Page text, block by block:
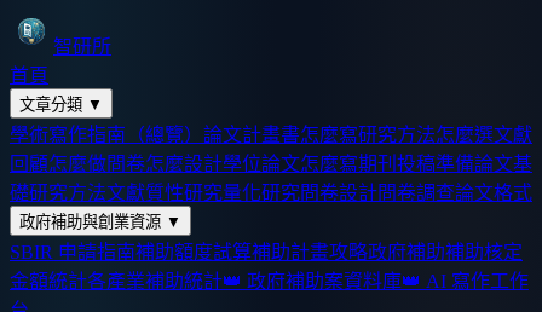
智研所
首頁
文章分類 ▼
學術寫作指南（總覽） 論文計畫書怎麼寫研究方法怎麼選文獻
回顧怎麼做問卷怎麼設計學位論文怎麼寫期刊投稿準備論文基
礎研究方法文獻質性研究量化研究問卷設計問卷調查論文格式
政府補助與創業資源 ▼
SBIR 申請指南補助額度試算補助計畫攻略政府補助補助核定
金額統計各產業補助統計👑 政府補助案資料庫👑 AI 寫作工作